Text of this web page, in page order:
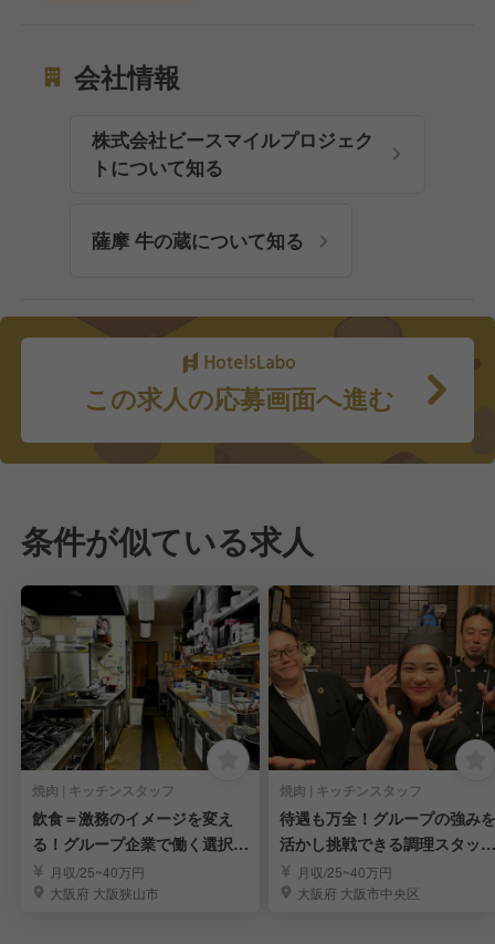
会社情報
株式会社ビースマイルプロジェク
トについて知る
薩摩 牛の蔵について知る
この求人の応募画面へ進む
条件が似ている求人
焼肉 | キッチンスタッフ
飲食＝激務のイメージを変え
る！グループ企業で働く選択肢
【調理スタッフ】
月収/25~40万円
大阪府 大阪狭山市
焼肉 | キッチンスタッフ
待遇も万全！グループの強みを
活かし挑戦できる調理スタッフ
【正社員】
月収/25~40万円
大阪府 大阪市中央区